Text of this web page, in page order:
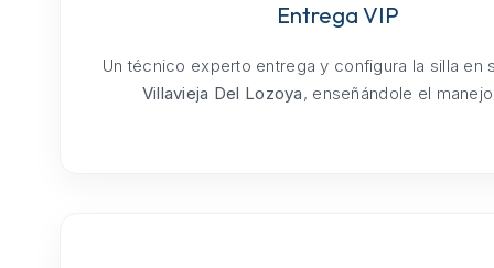
Entrega VIP
Un técnico experto entrega y configura la silla en
Villavieja Del Lozoya, enseñándole el